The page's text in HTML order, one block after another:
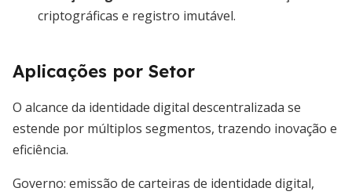
criptográficas e registro imutável.
Aplicações por Setor
O alcance da identidade digital descentralizada se
estende por múltiplos segmentos, trazendo inovação e
eficiência.
Governo: emissão de carteiras de identidade digital,